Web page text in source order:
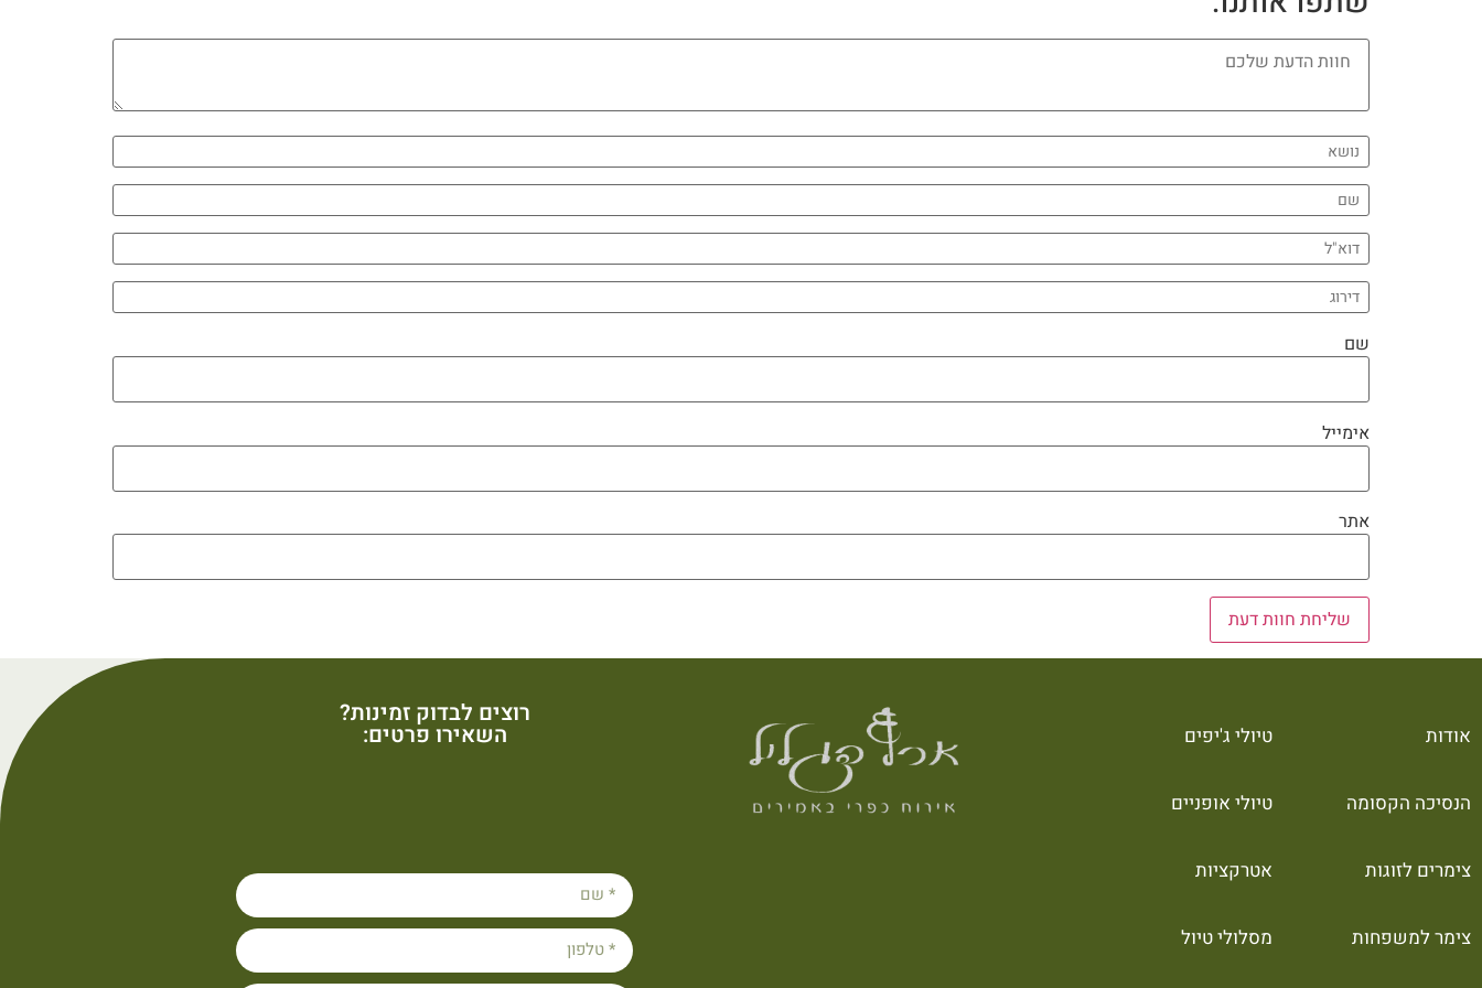
שם
אימייל
אתר
אודות
הנסיכה הקסומה
צימרים לזוגות
צימר למשפחות
טיולי ג'יפים
טיולי אופניים
אטרקציות
מסלולי טיול
רוצים לבדוק זמינות?
השאירו פרטים: